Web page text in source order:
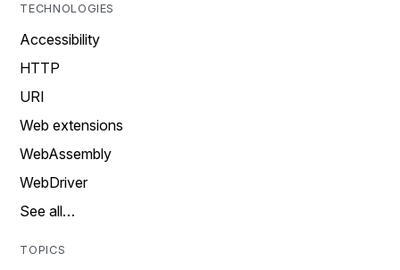
TECHNOLOGIES
Accessibility
HTTP
URI
Web extensions
WebAssembly
WebDriver
See all…
TOPICS